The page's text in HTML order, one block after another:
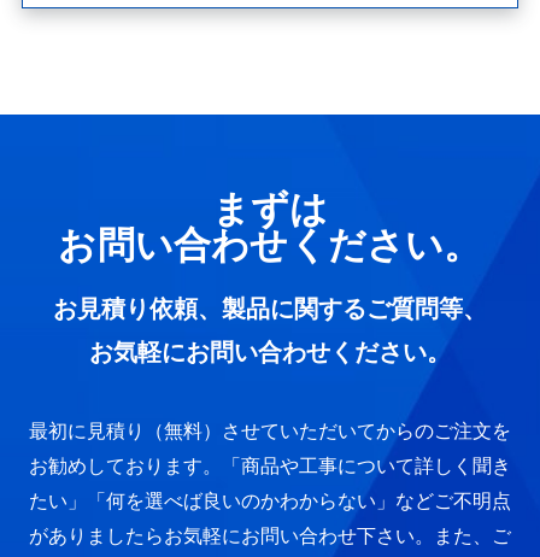
まずは
お問い合わせください。
お見積り依頼、製品に関するご質問等、
お気軽にお問い合わせください。
最初に見積り（無料）させていただいてからのご注文を
お勧めしております。
「商品や工事について詳しく聞き
たい」「何を選べば良いのかわからない」などご不明点
がありましたらお気軽にお問い合わせ下さい。
また、ご